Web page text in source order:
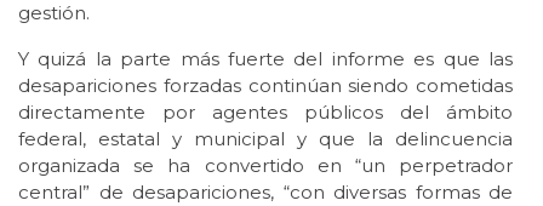
gestión.
Y quizá la parte más fuerte del informe es que las
desapariciones forzadas continúan siendo cometidas
directamente por agentes públicos del ámbito
federal, estatal y municipal y que la delincuencia
organizada se ha convertido en “un perpetrador
central” de desapariciones, “con diversas formas de